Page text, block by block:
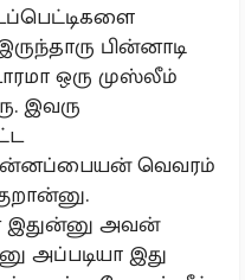
பின்னாடி
ஒரு முஸ்லீம்
இவரு
வெவரம்
இதுன்னு அவன்
அப்படியா இது